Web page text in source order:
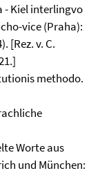
- Kiel interlingvo
vice (Praha):
[Rez. v. C.
methodo.
Worte aus
und München: